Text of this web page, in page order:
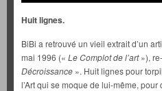
Huit lignes.
BiBi a retrouvé un vieil extrait d’un
mai 1996 (« Le Complot de l’art»),
Décroissance ». Huit lignes pour
l’Art qui se moque de lui-même,